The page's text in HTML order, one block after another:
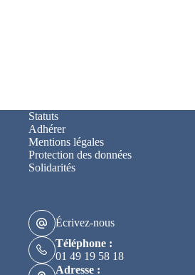
Statuts
Adhérer
Mentions légales
Protection des données
Solidarités
Écrivez-nous
Téléphone :
01 49 19 58 18
Adresse :